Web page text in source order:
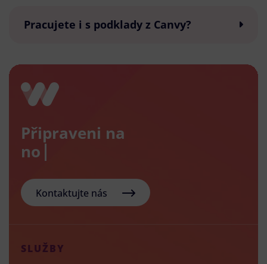
Pracujete i s podklady z Canvy?
Připraveni na
nový e-
Kontaktujte nás
SLUŽBY